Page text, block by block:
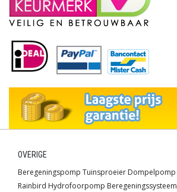
OVERIGE
Beregeningspomp Tuinsproeier Dompelpomp
Rainbird Hydrofoorpomp Beregeningssysteem